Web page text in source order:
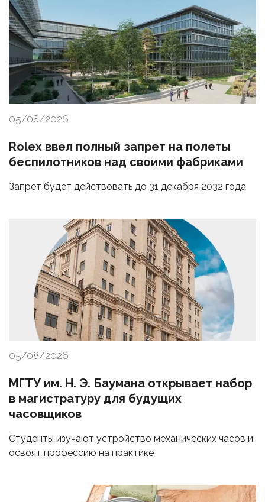
05/08/2026
Rolex ввел полный запрет на полеты
беспилотников над своими фабриками
Запрет будет действовать до 31 декабря 2032 года
05/08/2026
МГТУ им. Н. Э. Баумана открывает набор
в магистратуру для будущих
часовщиков
Студенты изучают устройство механических часов и
освоят профессию на практике